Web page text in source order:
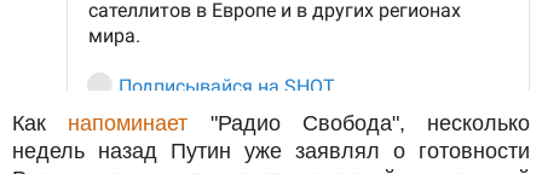
Как напоминает "Радио Свобода", несколько
недель назад Путин уже заявлял о готовности